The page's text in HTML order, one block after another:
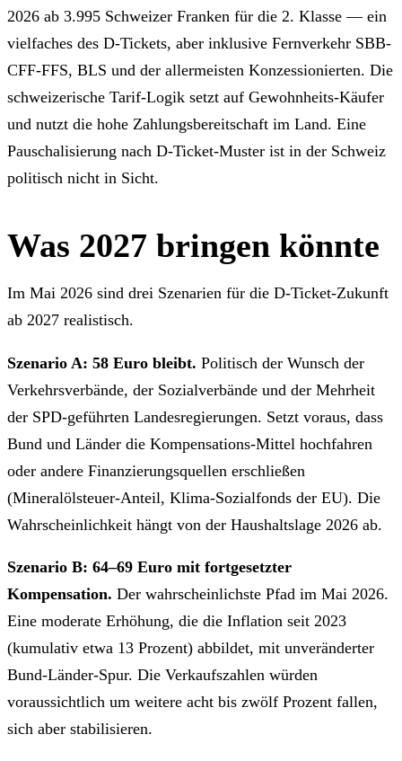
2026 ab 3.995 Schweizer Franken für die 2. Klasse — ein
vielfaches des D-Tickets, aber inklusive Fernverkehr SBB-
CFF-FFS, BLS und der allermeisten Konzessionierten. Die
schweizerische Tarif-Logik setzt auf Gewohnheits-Käufer
und nutzt die hohe Zahlungsbereitschaft im Land. Eine
Pauschalisierung nach D-Ticket-Muster ist in der Schweiz
politisch nicht in Sicht.
Was 2027 bringen könnte
Im Mai 2026 sind drei Szenarien für die D-Ticket-Zukunft
ab 2027 realistisch.
Szenario A: 58 Euro bleibt. Politisch der Wunsch der
Verkehrsverbände, der Sozialverbände und der Mehrheit
der SPD-geführten Landesregierungen. Setzt voraus, dass
Bund und Länder die Kompensations-Mittel hochfahren
oder andere Finanzierungsquellen erschließen
(Mineralölsteuer-Anteil, Klima-Sozialfonds der EU). Die
Wahrscheinlichkeit hängt von der Haushaltslage 2026 ab.
Szenario B: 64–69 Euro mit fortgesetzter
Kompensation. Der wahrscheinlichste Pfad im Mai 2026.
Eine moderate Erhöhung, die die Inflation seit 2023
(kumulativ etwa 13 Prozent) abbildet, mit unveränderter
Bund-Länder-Spur. Die Verkaufszahlen würden
voraussichtlich um weitere acht bis zwölf Prozent fallen,
sich aber stabilisieren.